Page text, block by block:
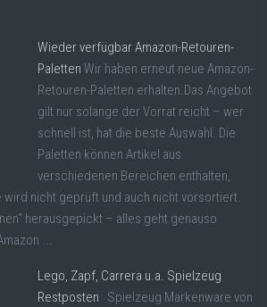
Wieder verfügbar Amazon-Retouren-
Paletten Wir haben erneut neue Amazon-
Retouren-Paletten erhalten.Das Angebot
gilt nur solange der Vorrat reicht – wer
schnell ist, hat die beste Auswahl. Die
Paletten können Artikel aus
verschiedenen Bereichen enthalten,
wird nicht geprüft und auch nicht vorsortiert.
herausgepickt – alles geht genauso
...
Lego, Zapf, Carrera u.a. Spielzeug
Restposten
Spielzeug Markenware von